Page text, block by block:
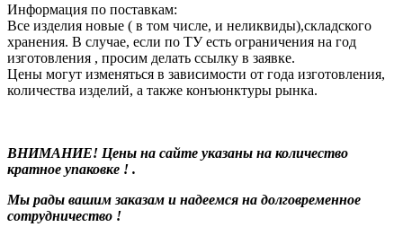
Информация по поставкам:
Все изделия новые ( в том числе, и неликвиды),складского
хранения. В случае, если по ТУ есть ограничения на год
изготовления , просим делать ссылку в заявке.
Цены могут изменяться в зависимости от года изготовления,
количества изделий, а также конъюнктуры рынка.
ВНИМАНИЕ! Цены на сайте указаны на количество
кратное упаковке ! .
Мы рады вашим заказам и надеемся на долговременное
сотрудничество !